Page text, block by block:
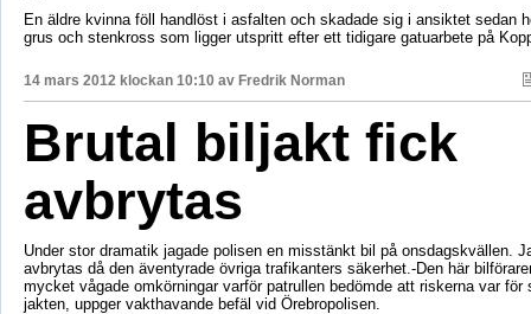
En äldre kvinna föll handlöst i asfalten och skadade sig i ansiktet sedan
grus och stenkross som ligger utspritt efter ett tidigare gatuarbete på
14 mars 2012 klockan 10:10 av Fredrik Norman
Brutal biljakt fick
avbrytas
Under stor dramatik jagade polisen en misstänkt bil på onsdagskvällen.
avbrytas då den äventyrade övriga trafikanters säkerhet.-Den här
mycket vågade omkörningar varför patrullen bedömde att riskerna var för
jakten, uppger vakthavande befäl vid Örebropolisen.